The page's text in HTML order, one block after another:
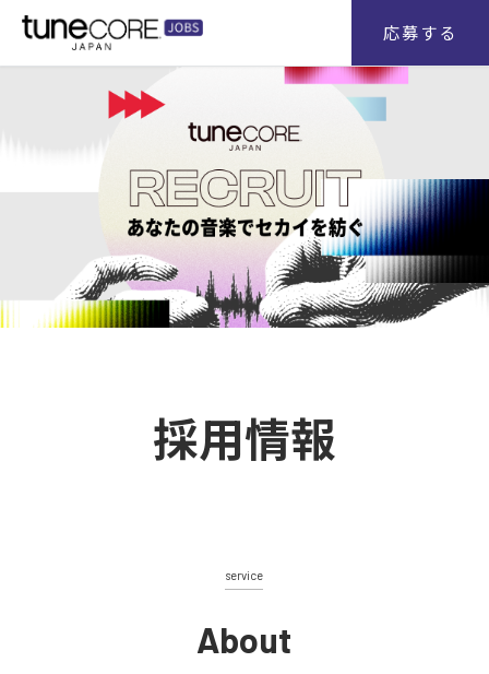
応募する
採用情報
service
About